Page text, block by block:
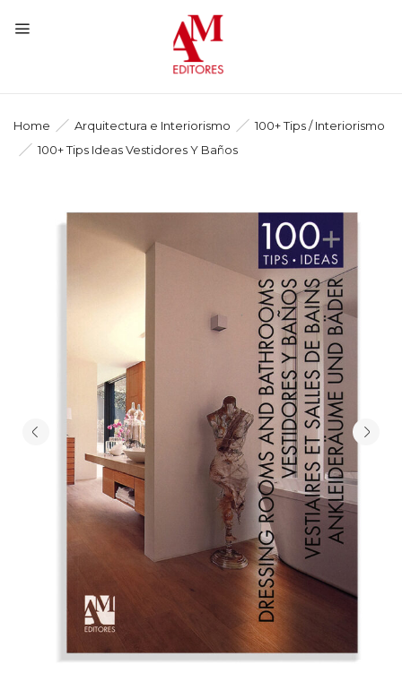
Home Arquitectura e Interiorismo
100+ Tips / Interiorismo
100+ Tips Ideas Vestidores Y Baños